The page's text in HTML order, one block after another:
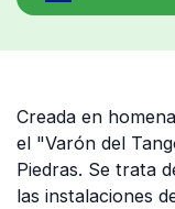
Creada en
el "Varón del
Piedras. Se trata
las instalaciones